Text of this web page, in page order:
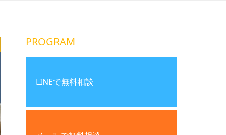
PROGRAM
LINEで無料相談